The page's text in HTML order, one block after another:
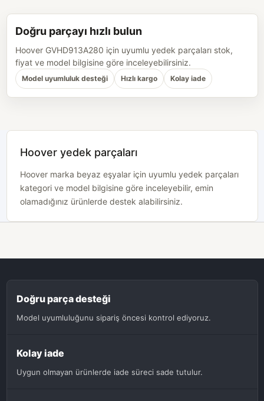
Doğru parçayı hızlı bulun
Hoover GVHD913A280 için uyumlu yedek parçaları stok,
fiyat ve model bilgisine göre inceleyebilirsiniz.
Model uyumluluk desteği Hızlı kargo Kolay iade
Hoover yedek parçaları
Hoover marka beyaz eşyalar için uyumlu yedek parçaları
kategori ve model bilgisine göre inceleyebilir, emin
olamadığınız ürünlerde destek alabilirsiniz.
Doğru parça desteği
Model uyumluluğunu sipariş öncesi kontrol ediyoruz.
Kolay iade
Uygun olmayan ürünlerde iade süreci sade tutulur.